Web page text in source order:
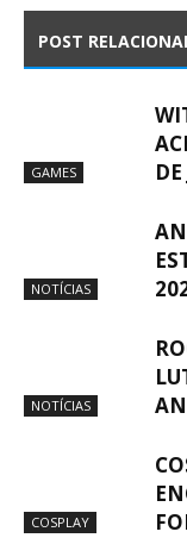
POST
GAMES
NOTÍCIAS
NOTÍCIAS
COSPLAY